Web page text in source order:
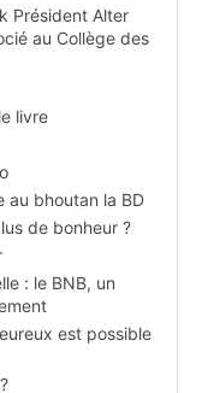
Président Alter
au Collège des
livre
au bhoutan la BD
de bonheur ?
: le BNB, un
est possible